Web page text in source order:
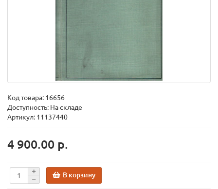
Код товара: 16656
Доступность: На складе
Артикул: 11137440
4 900.00 р.
В корзину